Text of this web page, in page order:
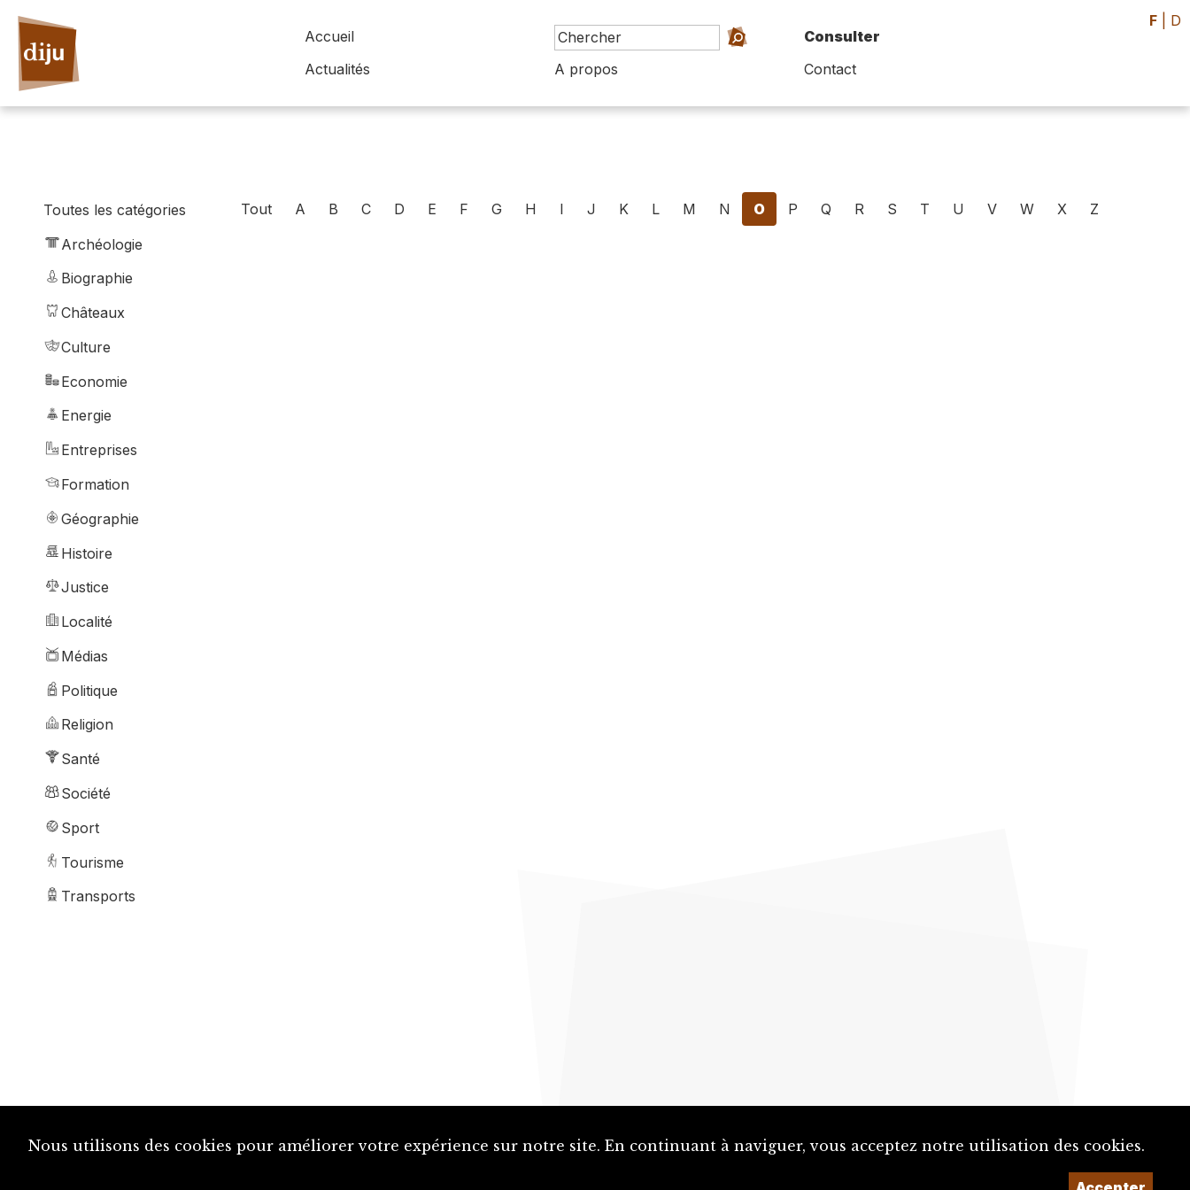
Accueil
Consulter
Actualités
A propos Contact
F D
Toutes les catégories
Archéologie
Biographie
Châteaux
Culture
Economie
Energie
Entreprises
Formation
Géographie
Histoire
Justice
Localité
Médias
Politique
Religion
Santé
Société
Sport
Tourisme
Transports
Tout A B C D E F G H I J K L M N O P Q R S T U V W X Z
Nous utilisons des cookies pour améliorer votre expérience sur notre site. En continuant à naviguer, vous acceptez notre utilisation des cookies.